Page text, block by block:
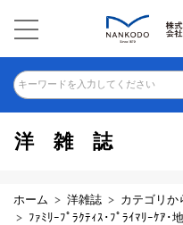
キーワードを入力してください
洋雑誌
ホーム 洋雑誌 カテゴリか
ﾌｧﾐﾘｰﾌﾟﾗｸﾃｨｽ･ﾌﾟﾗｲﾏﾘｰｹｱ･